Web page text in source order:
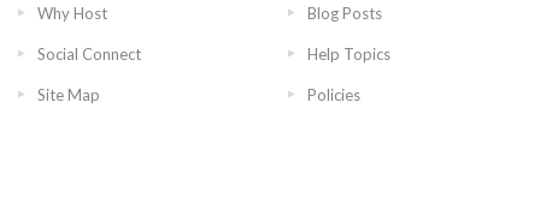
Why Host Blog Posts
Social Connect Help Topics
Site Map Policies